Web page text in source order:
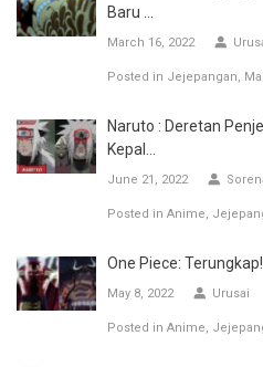
Baru ...
March 16, 2022
Posted in Jejepangan
Naruto : Deretan
Kepal...
June 21, 2022
Posted in Anime
One Piece:
May 8, 2022 Urusai
Posted in Anime